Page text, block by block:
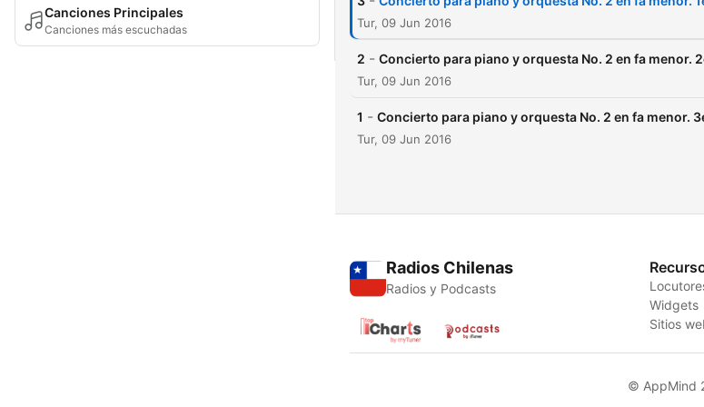
Canciones Principales
Canciones más escuchadas
Romanticismo
Segundo
queda de
sutil e íntimo
compositor polaco.
que en
piano y
Tur, 09 Jun 2016
2 - Concierto para piano y orquesta No. 2 en fa menor.
Tur, 09 Jun 2016
1 - Concierto para piano y orquesta No. 2 en fa menor.
Tur, 09 Jun 2016
Radios Chilenas
Radios y Podcasts
Widgets
Sitios
© AppMind